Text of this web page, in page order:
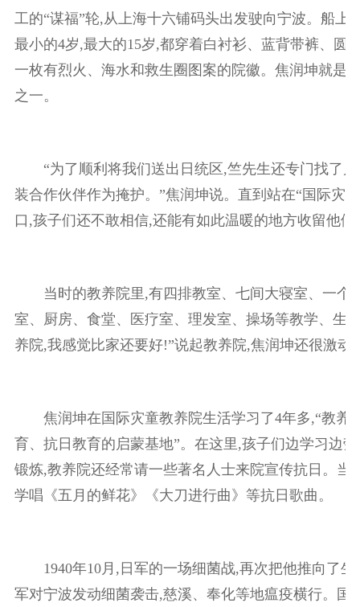
工的“谋福”轮,从上海十六铺码头出发驶向宁波。船上
最小的4岁,最大的15岁,都穿着白衬衫、蓝背带裤、圆
一枚有烈火、海水和救生圈图案的院徽。焦润坤就是
之一。
“为了顺利将我们送出日统区,竺先生还专门找了几
装合作伙伴作为掩护。”焦润坤说。直到站在“国际灾
口,孩子们还不敢相信,还能有如此温暖的地方收留他
当时的教养院里,有四排教室、七间大寝室、一个
室、厨房、食堂、医疗室、理发室、操场等教学、生
养院,我感觉比家还要好!”说起教养院,焦润坤还很激动
焦润坤在国际灾童教养院生活学习了4年多,“教养
育、抗日教育的启蒙基地”。在这里,孩子们边学习边
锻炼,教养院还经常请一些著名人士来院宣传抗日。当
学唱《五月的鲜花》《大刀进行曲》等抗日歌曲。
1940年10月,日军的一场细菌战,再次把他推向了生
军对宁波发动细菌袭击,慈溪、奉化等地瘟疫横行。国